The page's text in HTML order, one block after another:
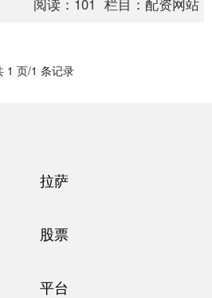
对股....阅读： 101 栏目：配资网站
1 页/1 条记录
拉萨
股票
平台